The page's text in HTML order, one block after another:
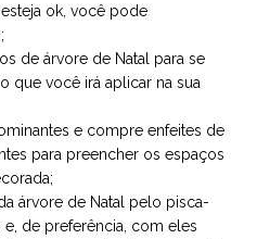
ok, você pode
de árvore de Natal para se
que você irá aplicar na sua
e compre enfeites de
para preencher os espaços
árvore de Natal pelo pisca-
de preferência, com eles